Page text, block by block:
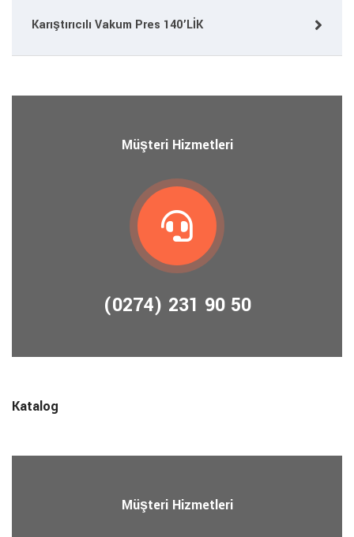
Karıştırıcılı Vakum Pres 140’LİK
Müşteri Hizmetleri
(0274) 231 90 50
Katalog
Müşteri Hizmetleri